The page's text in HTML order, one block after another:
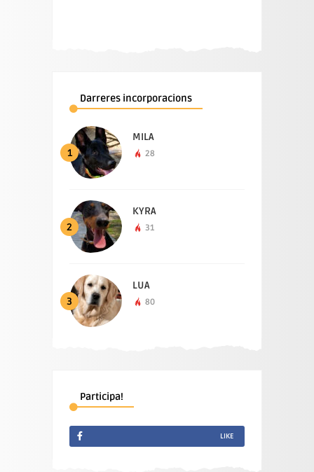
Darreres incorporacions
1
MILA
28
2
KYRA
31
3
LUA
80
Participa!
LIKE